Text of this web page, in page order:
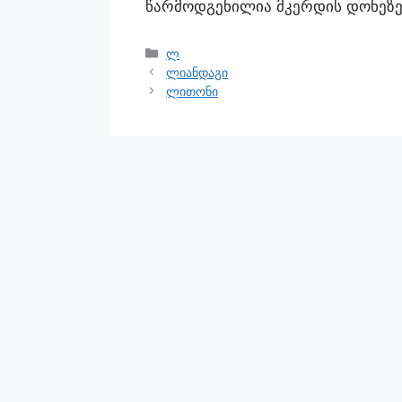
წარმოდგენილია მკერდის
ლ
ლიანდაგი
ლითონი